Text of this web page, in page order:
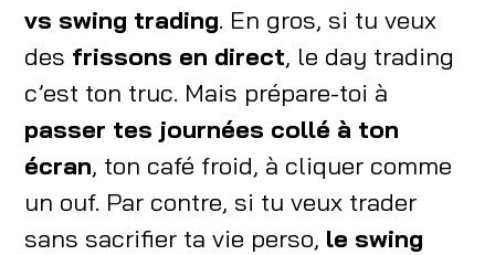
vs swing trading. En gros, si tu veux
des frissons en direct, le day trading
c’est ton truc. Mais prépare-toi à
passer tes journées collé à ton
écran, ton café froid, à cliquer comme
un ouf. Par contre, si tu veux trader
sans sacrifier ta vie perso, le swing